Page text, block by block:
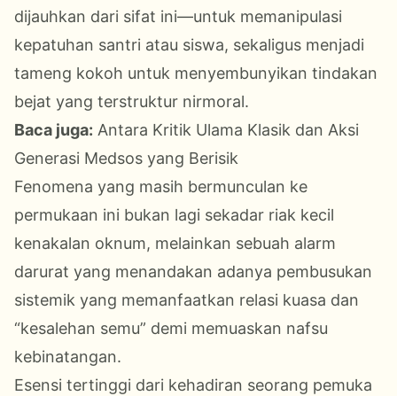
dijauhkan dari sifat ini—untuk memanipulasi
kepatuhan santri atau siswa, sekaligus menjadi
tameng kokoh untuk menyembunyikan tindakan
bejat yang terstruktur nirmoral.
Baca juga: Antara Kritik Ulama Klasik dan Aksi
Generasi Medsos yang Berisik
Fenomena yang masih bermunculan ke
permukaan ini bukan lagi sekadar riak kecil
kenakalan oknum, melainkan sebuah alarm
darurat yang menandakan adanya pembusukan
sistemik yang memanfaatkan relasi kuasa dan
“kesalehan semu” demi memuaskan nafsu
kebinatangan.
Esensi tertinggi dari kehadiran seorang pemuka